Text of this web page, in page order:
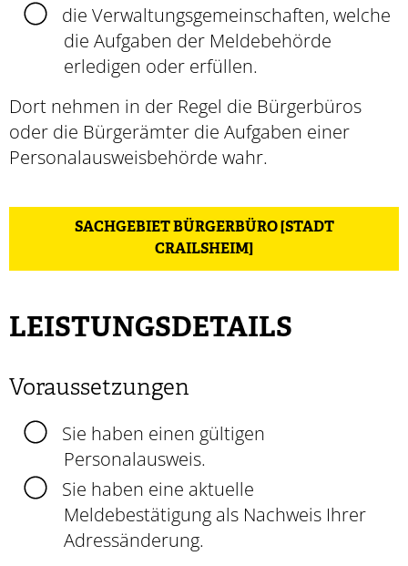
die Verwaltungsgemeinschaften, welche
die Aufgaben der Meldebehörde
erledigen oder erfüllen.
Dort nehmen in der Regel die Bürgerbüros
oder die Bürgerämter die Aufgaben einer
Personalausweisbehörde wahr.
SACHGEBIET BÜRGERBÜRO [STADT
CRAILSHEIM]
LEISTUNGSDETAILS
Voraussetzungen
Sie haben einen gültigen
Personalausweis.
Sie haben eine aktuelle
Meldebestätigung als Nachweis Ihrer
Adressänderung.